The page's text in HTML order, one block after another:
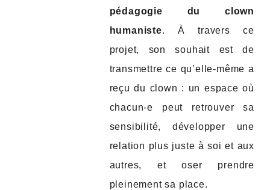
pédagogie du clown
humaniste. À travers ce
projet, son souhait est de
transmettre ce qu’elle-même a
reçu du clown : un espace où
chacun-e peut retrouver sa
sensibilité, développer une
relation plus juste à soi et aux
autres, et oser prendre
pleinement sa place.